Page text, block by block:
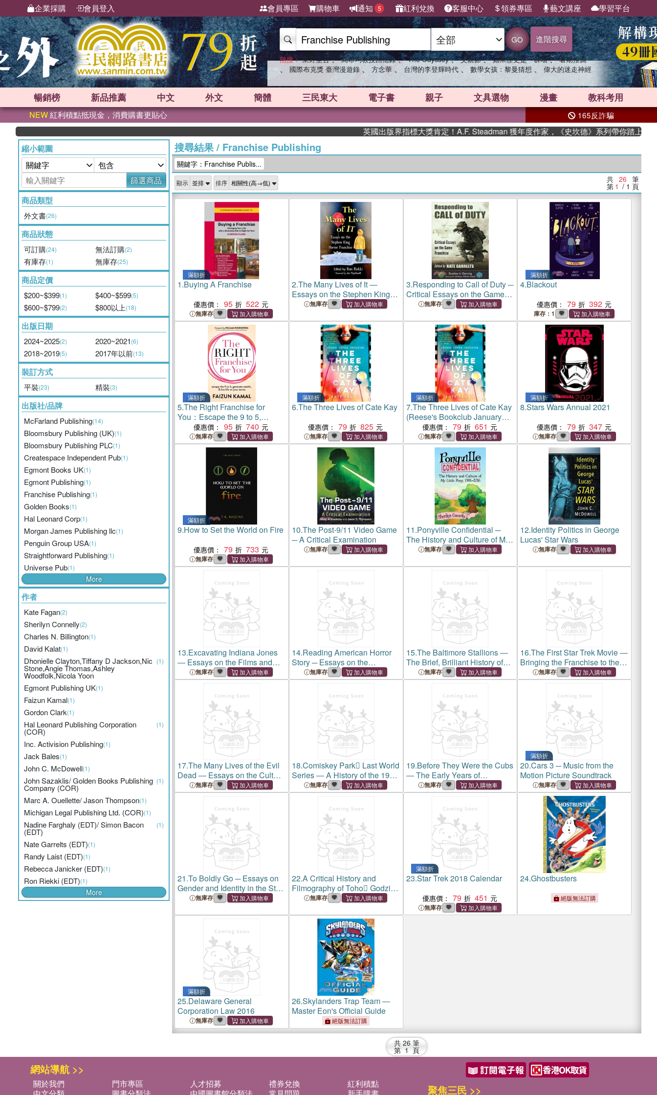
企業採購 會員登入 會員專區 購物車 通知 5 紅利兌換 客服中心 領券專區 藝文講座 學習平台
GO 進階搜尋
熱搜： 東野圭吾 、 高希均教授回憶錄 、 The Odyssey 、 父親節 、 如果歷史是一群喵 、 暑期推薦
、 國際布克獎 臺灣漫遊錄 、 方念華 、 台灣的李登輝時代 、 數學女孩：黎曼猜想 、 偉大的迷走神經
暢銷榜 新品推薦 中文 外文 簡體 三民東大 電子書 親子 文具選物 漫畫 教科考用
NEW紅利積點抵現金，消費購書更貼心 165反詐騙
英國出版界指標大獎肯定！A.F. Steadman 獲年度作家，《史坎德》系列帶你踏上熱血奇幻
縮小範圍
篩選商品
商品類型
外文書(26)
商品狀態
可訂購(24) 無法訂購(2)
有庫存(1) 無庫存(25)
商品定價
$200~$399(1) $400~$599(5)
$600~$799(2) $800以上(18)
出版日期
2024~2025(2) 2020~2021(6)
2018~2019(5) 2017年以前(13)
裝訂方式
平裝(23) 精裝(3)
出版社/品牌
McFarland Publishing(14)
Bloomsbury Publishing (UK)(1)
Bloomsbury Publishing PLC(1)
Createspace Independent Pub(1)
Egmont Books UK(1)
Egmont Publishing(1)
Franchise Publishing(1)
Golden Books(1)
Hal Leonard Corp(1)
Morgan James Publishing llc(1)
Penguin Group USA(1)
Straightforward Publishing(1)
Universe Pub(1)
More
作者
Kate Fagan(2)
Sherilyn Connelly(2)
Charles N. Billington(1)
David Kalat(1)
Dhonielle Clayton,Tiffany D Jackson,Nic
Stone,Angie Thomas,Ashley
Woodfolk,Nicola Yoon
(1)
Egmont Publishing UK(1)
Faizun Kamal(1)
Gordon Clark(1)
Hal Leonard Publishing Corporation
(COR)
(1)
Inc. Activision Publishing(1)
Jack Bales(1)
John C. McDowell(1)
John Sazaklis/ Golden Books Publishing
Company (COR)
(1)
Marc A. Ouellette/ Jason Thompson(1)
Michigan Legal Publishing Ltd. (COR)(1)
Nadine Farghaly (EDT)/ Simon Bacon
(EDT)
(1)
Nate Garrelts (EDT)(1)
Randy Laist (EDT)(1)
Rebecca Janicker (EDT)(1)
Ron Riekki (EDT)(1)
More
搜尋結果/ Franchise Publishing
關鍵字：Franchise Publis...
顯示 排序 共 26 筆
第 1 / 1 頁
滿額折
1.Buying A Franchise
優惠價： 95 522
無庫存
2.The Many Lives of It ―
Essays on the Stephen King
Horror Franchise
無庫存
3.Responding to Call of Duty ─
Critical Essays on the Game
Franchise
無庫存
滿額折
4.Blackout
優惠價： 79 392
庫存：1
滿額折
5.The Right Franchise for
You：Escape the 9 to 5,
Generate Wealth, & Live Life
on your Terms
優惠價： 95 740
無庫存
滿額折
6.The Three Lives of Cate Kay
優惠價： 79 825
無庫存
滿額折
7.The Three Lives of Cate Kay
(Reese's Bookclub January
2025 Pick)
優惠價： 79 651
無庫存
滿額折
8.Stars Wars Annual 2021
優惠價： 79 347
無庫存
滿額折
9.How to Set the World on Fire
優惠價： 79 733
無庫存
10.The Post-9/11 Video Game
─ A Critical Examination
無庫存
11.Ponyville Confidential ─
The History and Culture of My
Little Pony, 1981?016
無庫存
12.Identity Politics in George
Lucas' Star Wars
無庫存
13.Excavating Indiana Jones
― Essays on the Films and
Franchise
無庫存
14.Reading American Horror
Story ─ Essays on the
Television Franchise
無庫存
15.The Baltimore Stallions ―
The Brief, Brilliant History of
the Cfl Champion Franchise
無庫存
16.The First Star Trek Movie ―
Bringing the Franchise to the
Big Screen 1969-1980
無庫存
17.The Many Lives of the Evil
Dead ― Essays on the Cult
Film Franchise
無庫存
18.Comiskey Park Last World
Series ― A History of the 1959
Chicago White Sox
無庫存
19.Before They Were the Cubs
― The Early Years of
Chicago's First Professional
Baseball Team
無庫存
滿額折
20.Cars 3 ─ Music from the
Motion Picture Soundtrack
無庫存
21.To Boldly Go ─ Essays on
Gender and Identity in the Star
Trek Universe
無庫存
22.A Critical History and
Filmography of Toho Godzilla
Series無庫存
滿額折
23.Star Trek 2018 Calendar
優惠價： 79 451
無庫存
24.Ghostbusters
絕版無法訂購
滿額折
25.Delaware General
Corporation Law 2016
無庫存
26.Skylanders Trap Team ―
Master Eon's Official Guide
絕版無法訂購
共 26 筆
第 1 頁
網站導航 >>
關於我們 門市專區 人才招募 禮券兌換
紅利積點
聚焦三民 >>